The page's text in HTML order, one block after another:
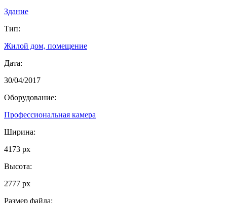
Здание
Тип:
Жилой дом, помещение
Дата:
30/04/2017
Оборудование:
Профессиональная камера
Ширина:
4173 px
Высота:
2777 px
Размер файла: